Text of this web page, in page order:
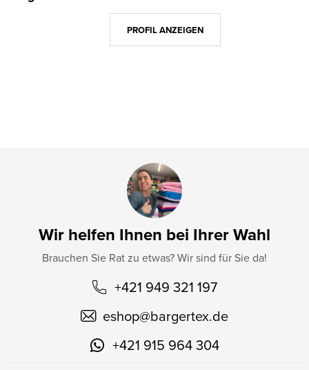
Wir helfen Ihnen bei Ihrer Wahl
Brauchen Sie Rat zu etwas? Wir sind für Sie da!
+421 949 321 197
eshop@bargertex.de
+421 915 964 304
PROFIL ANZEIGEN